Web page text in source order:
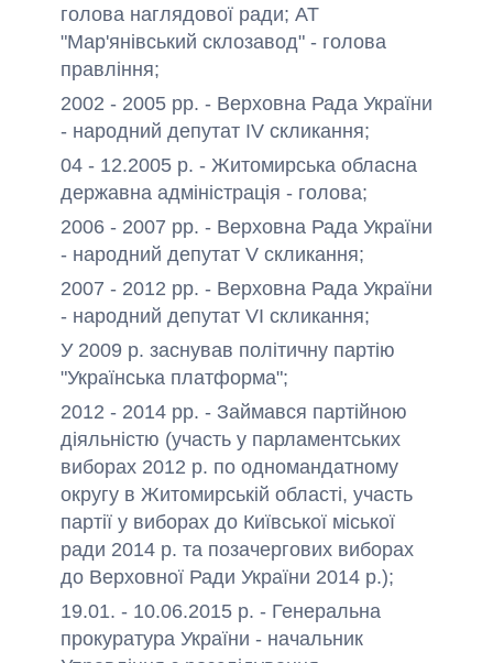
голова наглядової ради; АТ
"Мар'янівський склозавод" - голова
правління;
2002 - 2005 рр. - Верховна Рада України
- народний депутат IV скликання;
04 - 12.2005 р. - Житомирська обласна
державна адміністрація - голова;
2006 - 2007 рр. - Верховна Рада України
- народний депутат V скликання;
2007 - 2012 рр. - Верховна Рада України
- народний депутат VI скликання;
У 2009 р. заснував політичну партію
"Українська платформа";
2012 - 2014 рр. - Займався партійною
діяльністю (участь у парламентських
виборах 2012 р. по одномандатному
округу в Житомирській області, участь
партії у виборах до Київської міської
ради 2014 р. та позачергових виборах
до Верховної Ради України 2014 р.);
19.01. - 10.06.2015 р. - Генеральна
прокуратура України - начальник